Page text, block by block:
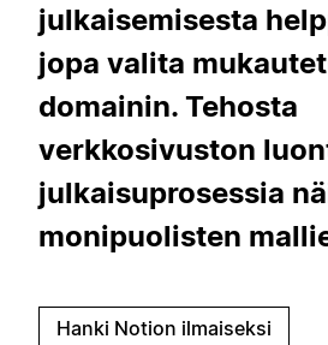
julkaisemisesta
jopa valita
domainin. Tehosta
verkkosivuston
julkaisuprosessia
monipuolisten
Hanki Notion ilmaiseksi